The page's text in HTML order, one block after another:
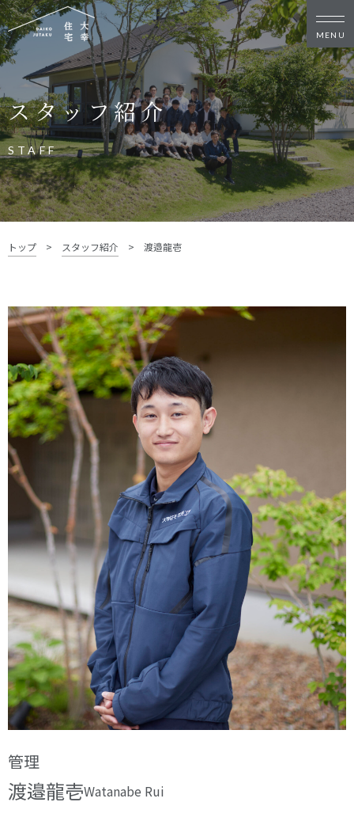
お電話でのご相談はお気軽に
TEL.0574-60-1161
受付時間：9:00～17:00
資料請求・お問い合わせ
新築・リノベをお考えの方
家づくりの考え方
家づくりの流れ
施工事例
イベント
お客様の声
モデルハウス
リフォーム・リノベーション
土地をお探しの方
スタッフブログ
会社概要
スタッフ紹介
オーナー様へ
資料請求・お問い合わせ
プライバシーポリシー
スタッフ紹介
STAFF
トップ > スタッフ紹介 > 渡邉龍壱
管理
渡邉龍壱Watanabe Rui